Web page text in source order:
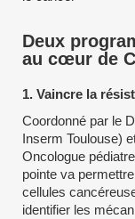
Deux
au cœur de
1. Vaincre la
Coordonné par le
Inserm Toulouse)
Oncologue
pointe va
cellules
identifier les